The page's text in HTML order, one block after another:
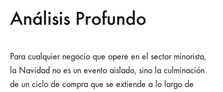
Análisis Profundo
Para cualquier negocio que opere en el sector minorista,
la Navidad no es un evento aislado, sino la culminación
de un ciclo de compra que se extiende a lo largo de